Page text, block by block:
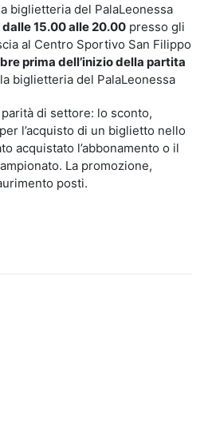
biglietteria del PalaLeonessa
15.00 alle 20.00 presso gli
al Centro Sportivo San Filippo
prima dell’inizio della partita
biglietteria del PalaLeonessa
di settore: lo sconto,
l’acquisto di un biglietto nello
acquistato l’abbonamento o il
La promozione,
posti.